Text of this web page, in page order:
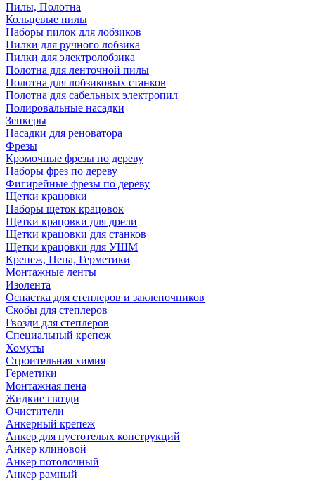
Пилы, Полотна
Кольцевые пилы
Наборы пилок для лобзиков
Пилки для ручного лобзика
Пилки для электролобзика
Полотна для ленточной пилы
Полотна для лобзиковых станков
Полотна для сабельных электропил
Полировальные насадки
Зенкеры
Насадки для реноватора
Фрезы
Кромочные фрезы по дереву
Наборы фрез по дереву
Фигирейные фрезы по дереву
Щетки крацовки
Наборы щеток крацовок
Щетки крацовки для дрели
Щетки крацовки для станков
Щетки крацовки для УШМ
Крепеж, Пена, Герметики
Монтажные ленты
Изолента
Оснастка для степлеров и заклепочников
Скобы для степлеров
Гвозди для степлеров
Специальный крепеж
Хомуты
Строительная химия
Герметики
Монтажная пена
Жидкие гвозди
Очистители
Анкерный крепеж
Анкер для пустотелых конструкций
Анкер клиновой
Анкер потолочный
Анкер рамный